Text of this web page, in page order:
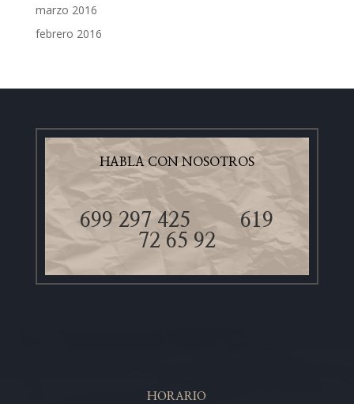
marzo 2016
febrero 2016
HABLA CON NOSOTROS
699 297 425619
72 65 92
HORARIO